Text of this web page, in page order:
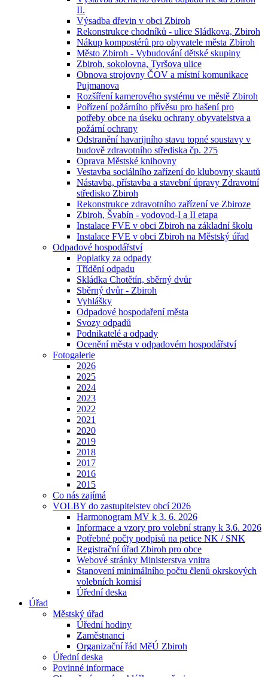
II.
Výsadba dřevin v obci Zbiroh
Rekonstrukce chodníků - ulice Sládkova, Zbiroh
Nákup kompostérů pro obyvatele města Zbiroh
Město Zbiroh - Vybudování dětské skupiny
Zbiroh, sokolovna, Tyršova ulice
Obnova strojovny ČOV a místní komunikace
Pujmanova
Rozšíření kamerového systému ve městě Zbiroh
Pořízení požárního přívěsu pro hašení pro
potřeby obce na úseku ochrany obyvatelstva a
požární ochrany
Odstranění havarijního stavu topné soustavy v
budově zdravotního střediska čp. 275
Oprava Městské knihovny
Vestavba sociálního zařízení do klubovny skautů
Nástavba, přístavba a stavební úpravy Zdravotní
středisko Zbiroh
Rekonstrukce zdravotního zařízení ve Zbiroze
Zbiroh, Švabín - vodovod-I a II etapa
Instalace FVE v obci Zbiroh na základní školu
Instalace FVE v obci Zbiroh na Městský úřad
Odpadové hospodářství
Poplatky za odpady
Třídění odpadu
Skládka Chotětín, sběrný dvůr
Sběrný dvůr - Zbiroh
Vyhlášky
Odpadové hospodaření města
Svozy odpadů
Podnikatelé a odpady
Ocenění města v odpadovém hospodářství
Fotogalerie
2026
2025
2024
2023
2022
2021
2020
2019
2018
2017
2016
2015
Co nás zajímá
VOLBY do zastupitelstev obcí 2026
Harmonogram MV k 3. 6. 2026
Informace a vzory pro volební strany k 3.6. 2026
Potřebné počty podpisů na petice NK / SNK
Registrační úřad Zbiroh pro obce
Webové stránky Ministerstva vnitra
Stanovení minimálního počtu členů okrskových
volebních komisí
Úřední deska
Úřad
Městský úřad
Úřední hodiny
Zaměstnanci
Organizační řád MěÚ Zbiroh
Úřední deska
Povinné informace